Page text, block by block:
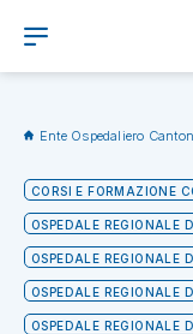
Ente Ospedaliero
CORSI E FORMAZIONE
OSPEDALE REGIONALE
OSPEDALE REGIONALE
OSPEDALE REGIONALE
OSPEDALE REGIONALE